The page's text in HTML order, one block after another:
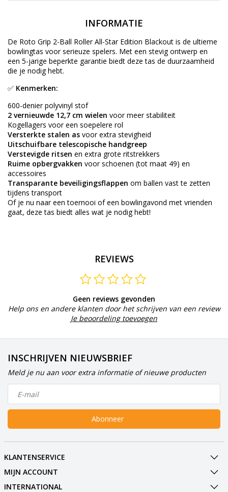
INFORMATIE
De Roto Grip 2-Ball Roller All-Star Edition Blackout is de ultieme
bowlingtas voor serieuze spelers. Met een stevig ontwerp en
een 5-jarige beperkte garantie biedt deze tas de duurzaamheid
die je nodig hebt.
✅ Kenmerken:
600-denier polyvinyl stof
2 vernieuwde 12,7 cm wielen voor meer stabiliteit
Kogellagers voor een soepelere rol
Versterkte stalen as voor extra stevigheid
Uitschuifbare telescopische handgreep
Verstevigde ritsen en extra grote ritstrekkers
Ruime opbergvakken voor schoenen (tot maat 49) en
accessoires
Transparante beveiligingsflappen om ballen vast te zetten
tijdens transport
Of je nu naar een toernooi of een bowlingavond met vrienden
gaat, deze tas biedt alles wat je nodig hebt!
REVIEWS
Geen reviews gevonden
Help ons en andere klanten door het schrijven van een review
Je beoordeling toevoegen
INSCHRIJVEN NIEUWSBRIEF
Meld je nu aan voor extra informatie of nieuwe producten
Abonneer
KLANTENSERVICE
MIJN ACCOUNT
INTERNATIONAL